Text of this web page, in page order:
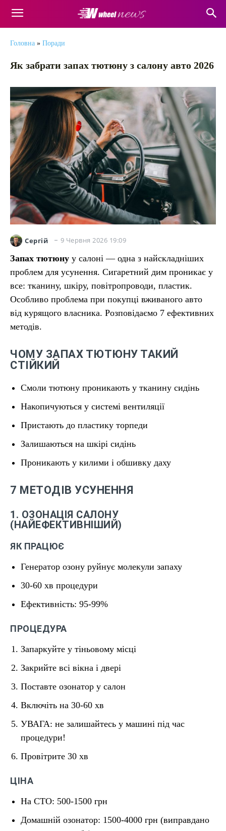
Головна » Поради
Як забрати запах тютюну з салону авто 2026
Сергій 9 Червня 2026 19:09
Запах тютюну у салоні — одна з найскладніших
проблем для усунення. Сигаретний дим проникає у
все: тканину, шкіру, повітропроводи, пластик.
Особливо проблема при покупці вживаного авто
від курящого власника. Розповідаємо 7 ефективних
методів.
ЧОМУ ЗАПАХ ТЮТЮНУ ТАКИЙ
СТІЙКИЙ
Смоли тютюну проникають у тканину сидінь
Накопичуються у системі вентиляції
Пристають до пластику торпеди
Залишаються на шкірі сидінь
Проникають у килими і обшивку даху
7 МЕТОДІВ УСУНЕННЯ
1. ОЗОНАЦІЯ САЛОНУ
(НАЙЕФЕКТИВНІШИЙ)
ЯК ПРАЦЮЄ
Генератор озону руйнує молекули запаху
30-60 хв процедури
Ефективність: 95-99%
ПРОЦЕДУРА
Запаркуйте у тіньовому місці
Закрийте всі вікна і двері
Поставте озонатор у салон
Включіть на 30-60 хв
УВАГА: не залишайтесь у машині під час
процедури!
Провітрите 30 хв
ЦІНА
На СТО: 500-1500 грн
Домашній озонатор: 1500-4000 грн (виправдано